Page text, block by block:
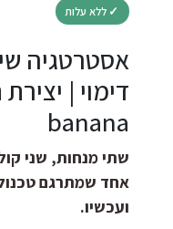
✓ ללא עלות
אסטרטגיה
banana
שתי מנחות, שני
אחד שמתרגם
ועכשיו.